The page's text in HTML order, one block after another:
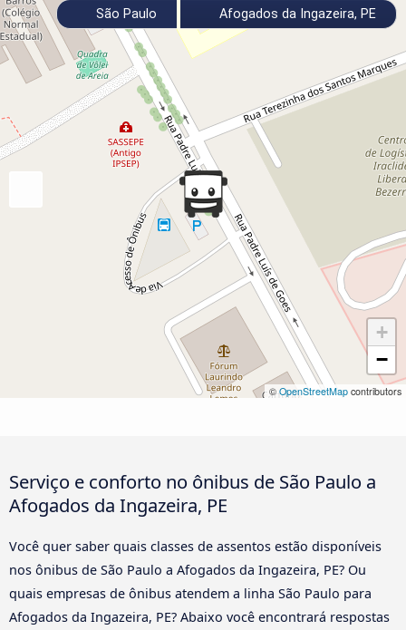
+
−
©OpenStreetMap contributors
São Paulo Afogados da Ingazeira, PE
Serviço e conforto no ônibus de São Paulo a
Afogados da Ingazeira, PE
Você quer saber quais classes de assentos estão disponíveis
nos ônibus de São Paulo a Afogados da Ingazeira, PE? Ou
quais empresas de ônibus atendem a linha São Paulo para
Afogados da Ingazeira, PE? Abaixo você encontrará respostas